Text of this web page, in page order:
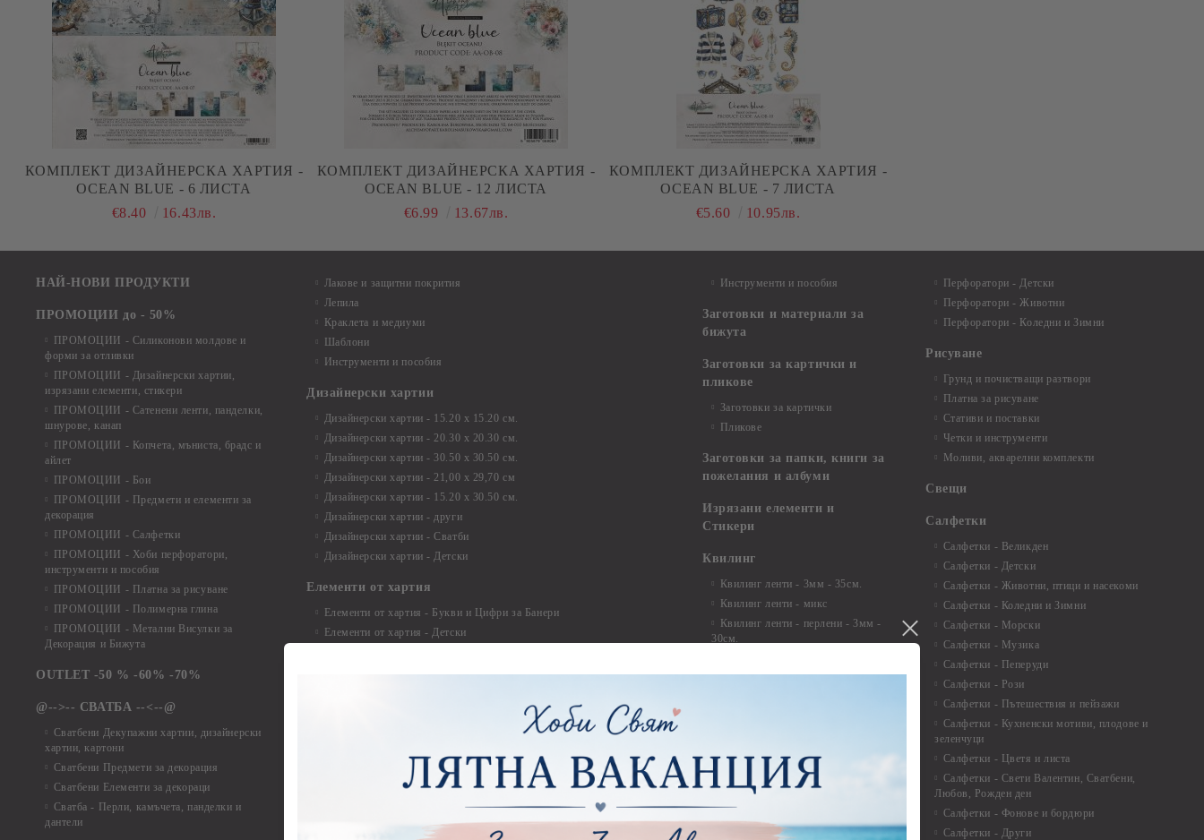
КОМПЛЕКТ ДИЗАЙНЕРСКА ХАРТИЯ -
OCEAN BLUE - 6 ЛИСТА
€8.40
16.43лв.
КОМПЛЕКТ ДИЗАЙНЕРСКА ХАРТИЯ -
OCEAN BLUE - 12 ЛИСТА
€6.99
13.67лв.
КОМПЛЕКТ ДИЗАЙНЕРСКА ХАРТИЯ -
OCEAN BLUE - 7 ЛИСТА
€5.60
10.95лв.
НАЙ-НОВИ ПРОДУКТИ
ПРОМОЦИИ до - 50%
ПРОМОЦИИ - Силиконови молдове и
форми за отливки
ПРОМОЦИИ - Дизайнерски хартии,
изрязани елементи, стикери
ПРОМОЦИИ - Сатенени ленти, панделки,
шнурове, канап
ПРОМОЦИИ - Копчета, мъниста, брадс и
айлет
ПРОМОЦИИ - Бои
ПРОМОЦИИ - Предмети и елементи за
декорация
ПРОМОЦИИ - Салфетки
ПРОМОЦИИ - Хоби перфоратори,
инструменти и пособия
ПРОМОЦИИ - Платна за рисуване
ПРОМОЦИИ - Полимерна глина
ПРОМОЦИИ - Метални Висулки за
Декорация и Бижута
OUTLET -50 % -60% -70%
@-->-- СВАТБА --<--@
Сватбени Декупажни хартии, дизайнерски
хартии, картони
Сватбени Предмети за декорация
Сватбени Елементи за декораци
Сватба - Перли, камъчета, панделки и
дантели
Лакове и защитни покрития
Лепила
Краклета и медиуми
Шаблони
Инструменти и пособия
Дизайнерски хартии
Дизайнерски хартии - 15.20 х 15.20 см.
Дизайнерски хартии - 20.30 х 20.30 см.
Дизайнерски хартии - 30.50 х 30.50 см.
Дизайнерски хартии - 21,00 х 29,70 см
Дизайнерски хартии - 15.20 x 30.50 см.
Дизайнерски хартии - други
Дизайнерски хартии - Сватби
Дизайнерски хартии - Детски
Елементи от хартия
Елементи от хартия - Букви и Цифри за Банери
Елементи от хартия - Детски
Елементи от хартия - Животни, птици, пеперуди
Елементи от хартия - Дантели, бордюри, ъгли
Елементи от хартия - За Жени
Елементи от хартия - За Мъже
Елементи от хартия - Морски
Елементи от хартия - Къщи, Врати, Прозорци, Огради, Фенери
Инструменти и пособия
Заготовки и материали за
бижута
Заготовки за картички и
пликове
Заготовки за картички
Пликове
Заготовки за папки, книги за
пожелания и албуми
Изрязани елементи и
Стикери
Квилинг
Квилинг ленти - 3мм - 35см.
Квилинг ленти - микс
Квилинг ленти - перлени - 3мм -
30см.
Инструменти и пособия за
Лепила и лепящи средства
3D Повдигащи квадратчета и
Перфоратори - Детски
Перфоратори - Животни
Перфоратори - Коледни и Зимни
Рисуване
Грунд и почистващи разтвори
Платна за рисуване
Стативи и поставки
Четки и инструменти
Моливи, акварелни комплекти
Свещи
Салфетки
Салфетки - Великден
Салфетки - Детски
Салфетки - Животни, птици и насекоми
Салфетки - Коледни и Зимни
Салфетки - Морски
Салфетки - Музика
Салфетки - Пеперуди
Салфетки - Рози
Салфетки - Пътешествия и пейзажи
Салфетки - Кухненски мотиви, плодове и
зеленчуци
Салфетки - Цветя и листа
Салфетки - Свети Валентин, Сватбени,
Любов, Рожден ден
Салфетки - Фонове и бордюри
Салфетки - Други